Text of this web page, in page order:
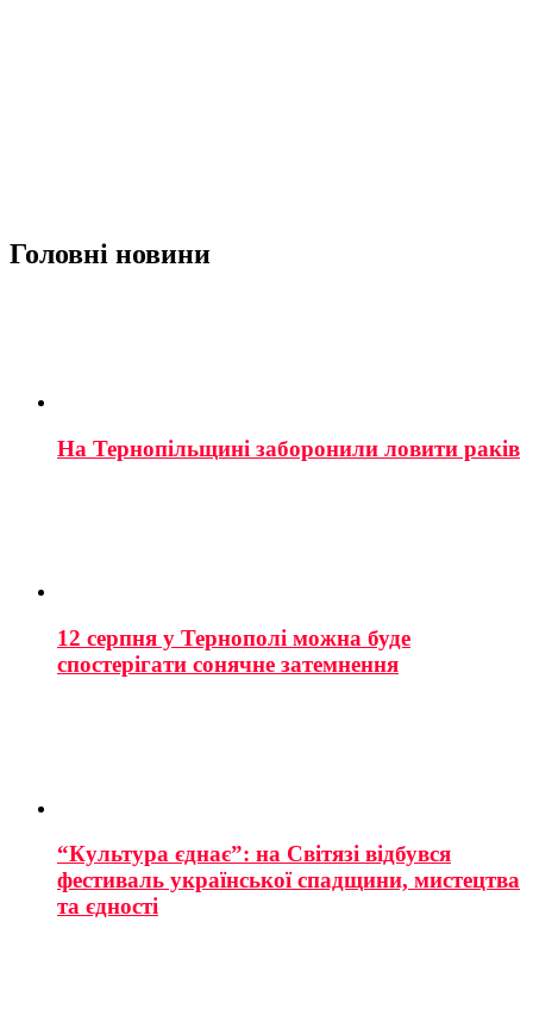
Головні новини
На Тернопільщині заборонили ловити раків
12 серпня у Тернополі можна буде
спостерігати сонячне затемнення
“Культура єднає”: на Світязі відбувся
фестиваль української спадщини, мистецтва
та єдності